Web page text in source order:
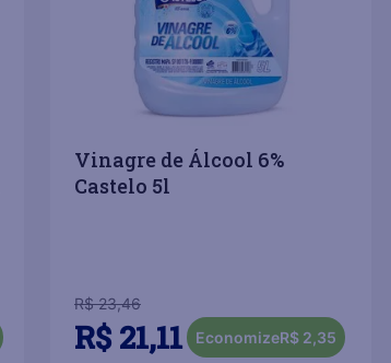
Vinagre de Álcool 6%
Castelo 5l
R$ 23,46
R$ 21,11 EconomizeR$ 2,35